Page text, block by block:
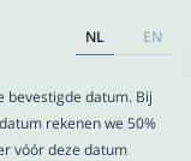
NL EN
bevestigde datum. Bij
rekenen we 50%
vóór deze datum